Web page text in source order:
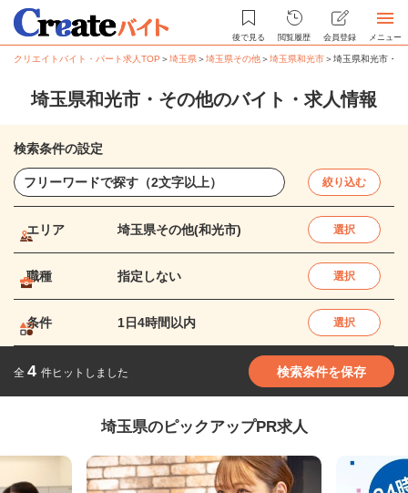
後で見る 閲覧履歴 会員登録 メニュー
クリエイトバイト・パート求人TOP ＞埼玉県＞埼玉県その他＞埼玉県和光市＞埼玉県和光市・
埼玉県和光市・その他のバイト・求人情報
検索条件の設定
絞り込む
エリア 埼玉県その他(和光市) 選択
職種 指定しない 選択
条件 1日4時間以内 選択
全 4 件ヒットしました 検索条件を保存
埼玉県のピックアップPR求人